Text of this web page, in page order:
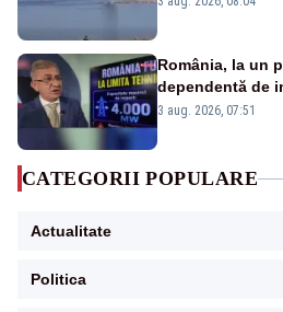
România, la un
dependentă de
alarmă tras de
3 aug. 2026, 07:51
CATEGORII POPULARE
Actualitate
Politica